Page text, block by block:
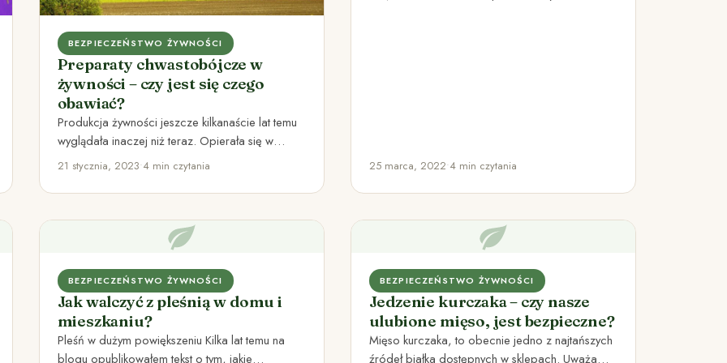
BEZPIECZEŃSTWO ŻYWNOŚCI
Preparaty chwastobójcze w
żywności – czy jest się czego
obawiać?
Produkcja żywności jeszcze kilkanaście lat temu
wyglądała inaczej niż teraz. Opierała się w
większym stopniu na znajomości przyrody,…
21 stycznia, 2023•4 min czytania 25 marca, 2022•4 min czytania
BEZPIECZEŃSTWO ŻYWNOŚCI
Jak walczyć z pleśnią w domu i
mieszkaniu?
Pleśń w dużym powiększeniu Kilka lat temu na
blogu opublikowałem tekst o tym, jakie
BEZPIECZEŃSTWO ŻYWNOŚCI
Jedzenie kurczaka – czy nasze
ulubione mięso, jest bezpieczne?
Mięso kurczaka, to obecnie jedno z najtańszych
źródeł białka dostępnych w sklepach. Uważa